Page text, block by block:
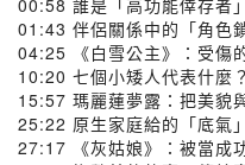
00:58 誰是「高功能倖存者
01:43 伴侶關係中的「角色
04:25 《白雪公主》：受傷
10:20 七個小矮人代表什麼
15:57 瑪麗蓮夢露：把美貌
25:22 原生家庭給的「底氣
27:17 《灰姑娘》：被當成